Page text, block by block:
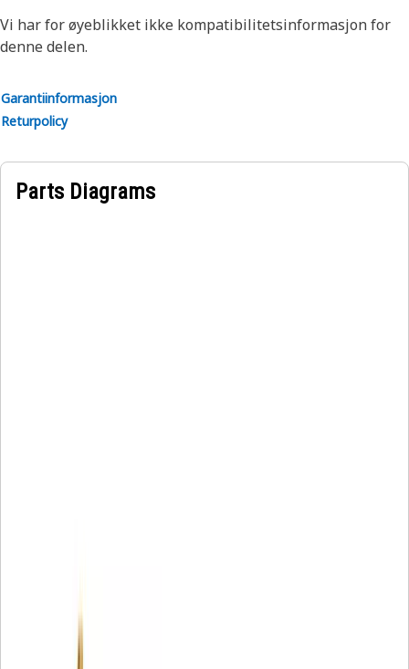
Vi har for øyeblikket ikke kompatibilitetsinformasjon for
denne delen.
Garantiinformasjon
Returpolicy
Parts Diagrams